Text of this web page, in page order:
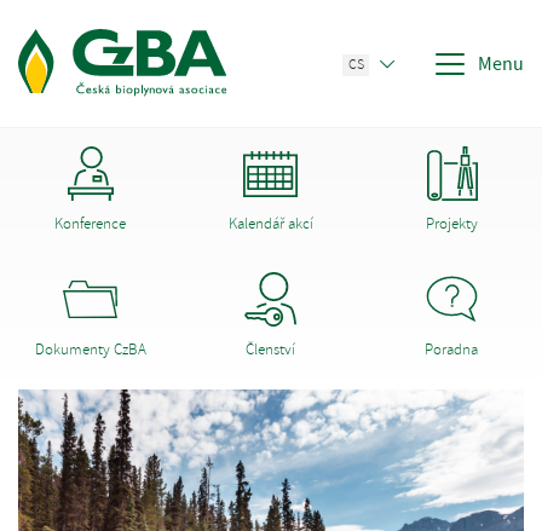
CS Menu
Konference Kalendář akcí Projekty
Dokumenty CzBA Členství Poradna